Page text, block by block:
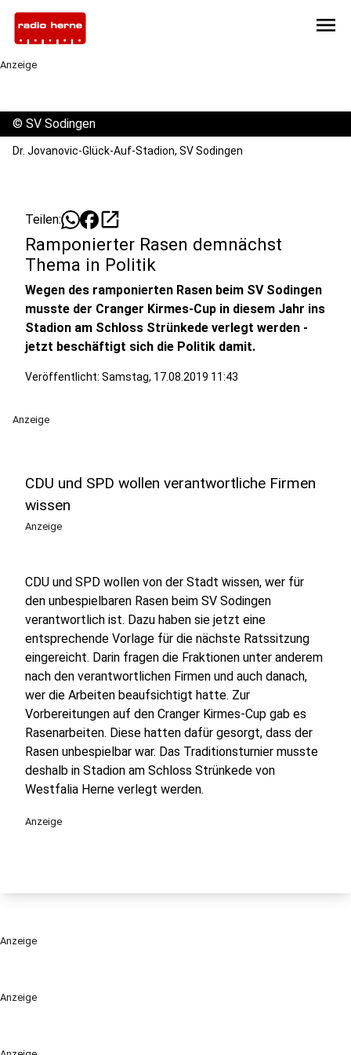
menu
Anzeige
Anzeige
© SV Sodingen
Dr. Jovanovic-Glück-Auf-Stadion, SV Sodingen
Teilen: open_in_new
Ramponierter Rasen demnächst
Thema in Politik
Wegen des ramponierten Rasen beim SV Sodingen
musste der Cranger Kirmes-Cup in diesem Jahr ins
Stadion am Schloss Strünkede verlegt werden -
jetzt beschäftigt sich die Politik damit.
Veröffentlicht: Samstag, 17.08.2019 11:43
Anzeige
CDU und SPD wollen verantwortliche Firmen
wissen
Anzeige
CDU und SPD wollen von der Stadt wissen, wer für
den unbespielbaren Rasen beim SV Sodingen
verantwortlich ist. Dazu haben sie jetzt eine
entsprechende Vorlage für die nächste Ratssitzung
eingereicht. Darin fragen die Fraktionen unter anderem
nach den verantwortlichen Firmen und auch danach,
wer die Arbeiten beaufsichtigt hatte. Zur
Vorbereitungen auf den Cranger Kirmes-Cup gab es
Rasenarbeiten. Diese hatten dafür gesorgt, dass der
Rasen unbespielbar war. Das Traditionsturnier musste
deshalb in Stadion am Schloss Strünkede von
Westfalia Herne verlegt werden.
Anzeige
Anzeige